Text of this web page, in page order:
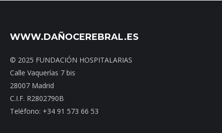
WWW.DAÑOCEREBRAL.ES
© 2025 FUNDACIÓN HOSPITALARIAS
Calle Vaquerías 7 bis
28007 Madrid
C.I.F. R2802790B
Teléfono: +34 91 573 66 53